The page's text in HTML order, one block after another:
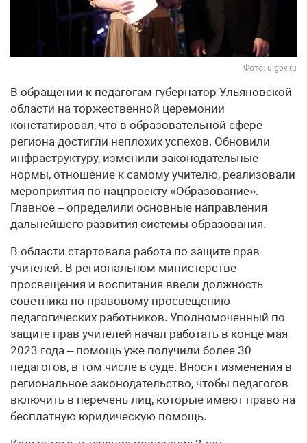
Фото: ulgov.ru
В обращении к педагогам губернатор Ульяновской
области на торжественной церемонии
констатировал, что в образовательной сфере
региона достигли неплохих успехов. Обновили
инфраструктуру, изменили законодательные
нормы, отношение к самому учителю, реализовали
мероприятия по нацпроекту «Образование».
Главное – определили основные направления
дальнейшего развития системы образования.
В области стартовала работа по защите прав
учителей. В региональном министерстве
просвещения и воспитания ввели должность
советника по правовому просвещению
педагогических работников. Уполномоченный по
защите прав учителей начал работать в конце мая
2023 года – помощь уже получили более 30
педагогов, в том числе в суде. Вносят изменения в
региональное законодательство, чтобы педагогов
включить в перечень лиц, которые имеют право на
бесплатную юридическую помощь.